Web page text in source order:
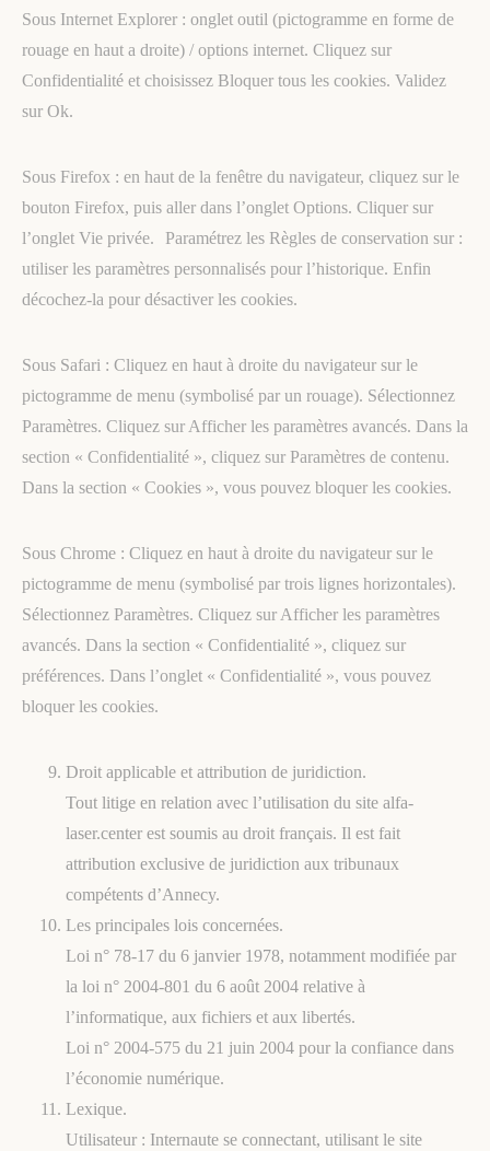
Sous Internet Explorer : onglet outil (pictogramme en forme de
rouage en haut a droite) / options internet. Cliquez sur
Confidentialité et choisissez Bloquer tous les cookies. Validez
sur Ok.
Sous Firefox : en haut de la fenêtre du navigateur, cliquez sur le
bouton Firefox, puis aller dans l’onglet Options. Cliquer sur
l’onglet Vie privée. Paramétrez les Règles de conservation sur :
utiliser les paramètres personnalisés pour l’historique. Enfin
décochez-la pour désactiver les cookies.
Sous Safari : Cliquez en haut à droite du navigateur sur le
pictogramme de menu (symbolisé par un rouage). Sélectionnez
Paramètres. Cliquez sur Afficher les paramètres avancés. Dans la
section « Confidentialité », cliquez sur Paramètres de contenu.
Dans la section « Cookies », vous pouvez bloquer les cookies.
Sous Chrome : Cliquez en haut à droite du navigateur sur le
pictogramme de menu (symbolisé par trois lignes horizontales).
Sélectionnez Paramètres. Cliquez sur Afficher les paramètres
avancés. Dans la section « Confidentialité », cliquez sur
préférences. Dans l’onglet « Confidentialité », vous pouvez
bloquer les cookies.
Droit applicable et attribution de juridiction.
Tout litige en relation avec l’utilisation du site alfa-
laser.center est soumis au droit français. Il est fait
attribution exclusive de juridiction aux tribunaux
compétents d’Annecy.
Les principales lois concernées.
Loi n° 78-17 du 6 janvier 1978, notamment modifiée par
la loi n° 2004-801 du 6 août 2004 relative à
l’informatique, aux fichiers et aux libertés.
Loi n° 2004-575 du 21 juin 2004 pour la confiance dans
l’économie numérique.
Lexique.
Utilisateur : Internaute se connectant, utilisant le site